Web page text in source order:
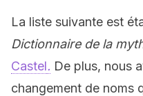
La liste suivante est
Dictionnaire de la
Castel. De plus, nous
changement de noms